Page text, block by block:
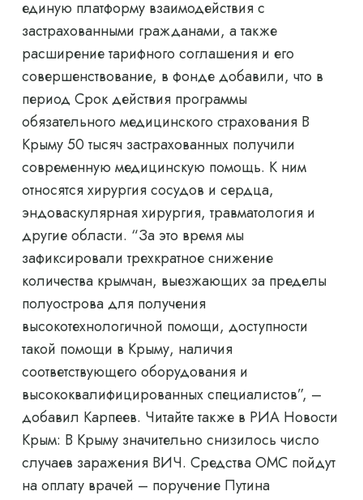
единую платформу взаимодействия с
застрахованными гражданами, а также
расширение тарифного соглашения и его
совершенствование, в фонде добавили, что в
период Срок действия программы
обязательного медицинского страхования В
Крыму 50 тысяч застрахованных получили
современную медицинскую помощь. К ним
относятся хирургия сосудов и сердца,
эндоваскулярная хирургия, травматология и
другие области. “За это время мы
зафиксировали трехкратное снижение
количества крымчан, выезжающих за пределы
полуострова для получения
высокотехнологичной помощи, доступности
такой помощи в Крыму, наличия
соответствующего оборудования и
высококвалифицированных специалистов”, –
добавил Карпеев. Читайте также в РИА Новости
Крым: В Крыму значительно снизилось число
случаев заражения ВИЧ. Средства ОМС пойдут
на оплату врачей – поручение Путина